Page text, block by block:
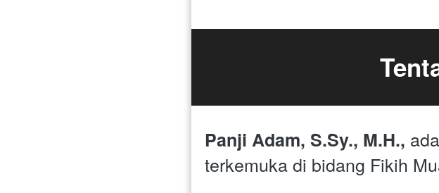
Panji Adam, S.Sy., M.H.,
terkemuka di bidang Fikih